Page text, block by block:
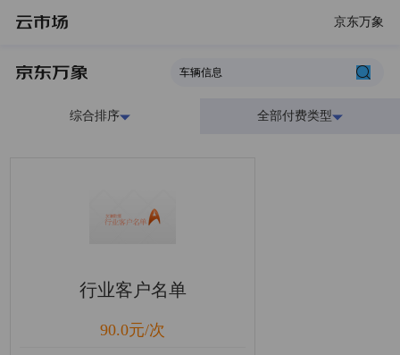
京东万象
综合排序 全部付费类型
行业客户名单
90.0元/次